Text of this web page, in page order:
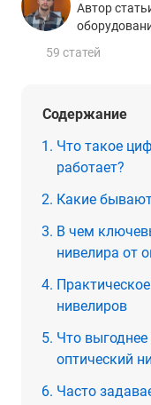
Автор
59 статей
Содержание
Что такое
работает?
Какие
В чем
нивелира от
нивелиров
Что
оптический
Часто